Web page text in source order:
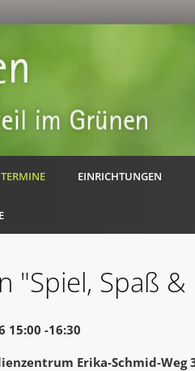
TERMINE EINRICHTUNGEN
"Spiel, Spaß
15:00 -16:30
Erika-Schmid-Weg